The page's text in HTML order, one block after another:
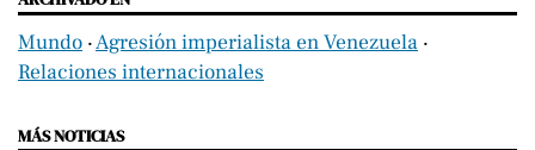
Mundo ‧Agresión imperialista en Venezuela ‧
Relaciones internacionales
MÁS NOTICIAS